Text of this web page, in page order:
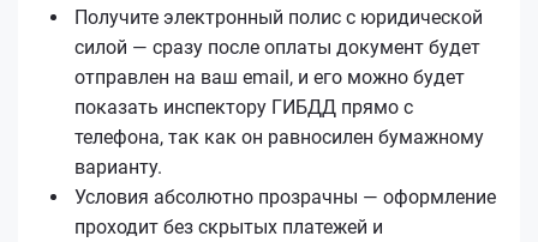
Получите электронный полис с юридической
силой — сразу после оплаты документ будет
отправлен на ваш email, и его можно будет
показать инспектору ГИБДД прямо с
телефона, так как он равносилен бумажному
варианту.
Условия абсолютно прозрачны — оформление
проходит без скрытых платежей и